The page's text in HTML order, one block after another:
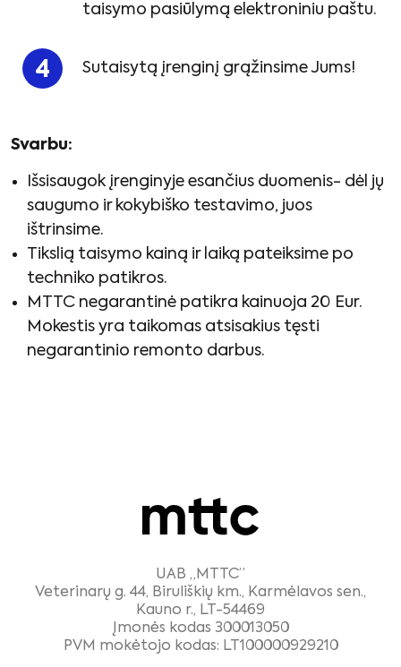
taisymo pasiūlymą elektroniniu paštu.
Sutaisytą įrenginį grąžinsime Jums!
Svarbu:
Išsisaugok įrenginyje esančius duomenis- dėl jų
saugumo ir kokybiško testavimo, juos
ištrinsime.
Tikslią taisymo kainą ir laiką pateiksime po
techniko patikros.
MTTC negarantinė patikra kainuoja 20 Eur.
Mokestis yra taikomas atsisakius tęsti
negarantinio remonto darbus.
UAB „MTTC”
Veterinarų g. 44, Biruliškių km., Karmėlavos sen.,
Kauno r., LT-54469
Įmonės kodas 300013050
PVM mokėtojo kodas: LT100000929210